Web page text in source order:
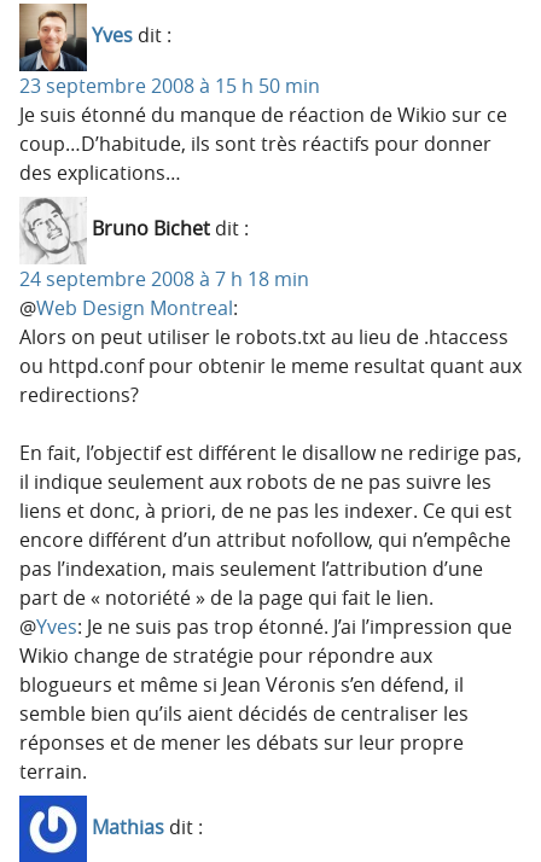
Yves dit :
23 septembre 2008 à 15 h 50 min
Je suis étonné du manque de réaction de Wikio sur ce
coup…D’habitude, ils sont très réactifs pour donner
des explications…
Bruno Bichet dit :
24 septembre 2008 à 7 h 18 min
@Web Design Montreal:
Alors on peut utiliser le robots.txt au lieu de .htaccess
ou httpd.conf pour obtenir le meme resultat quant aux
redirections?
En fait, l’objectif est différent le disallow ne redirige pas,
il indique seulement aux robots de ne pas suivre les
liens et donc, à priori, de ne pas les indexer. Ce qui est
encore différent d’un attribut nofollow, qui n’empêche
pas l’indexation, mais seulement l’attribution d’une
part de « notoriété » de la page qui fait le lien.
@Yves: Je ne suis pas trop étonné. J’ai l’impression que
Wikio change de stratégie pour répondre aux
blogueurs et même si Jean Véronis s’en défend, il
semble bien qu’ils aient décidés de centraliser les
réponses et de mener les débats sur leur propre
terrain.
Mathias dit :